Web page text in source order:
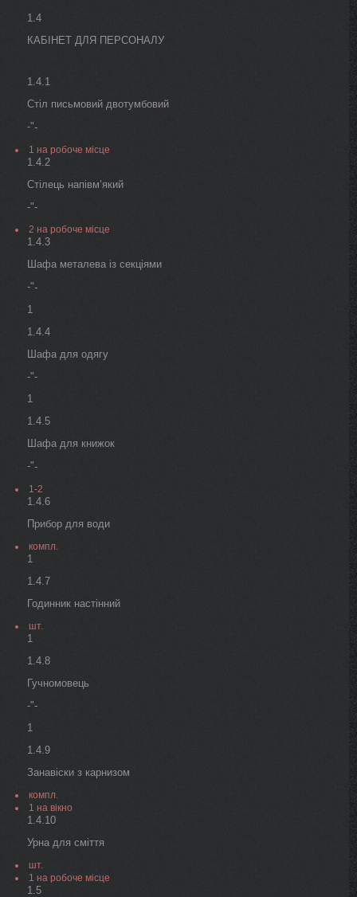
1.4
КАБІНЕТ ДЛЯ ПЕРСОНАЛУ
1.4.1
Стіл письмовий двотумбовий
-"-
1 на робоче місце
1.4.2
Стілець напівм’який
-"-
2 на робоче місце
1.4.3
Шафа металева із секціями
-"-
1
1.4.4
Шафа для одягу
-"-
1
1.4.5
Шафа для книжок
-"-
1-2
1.4.6
Прибор для води
компл.
1
1.4.7
Годинник настінний
шт.
1
1.4.8
Гучномовець
-"-
1
1.4.9
Занавіски з карнизом
компл.
1 на вікно
1.4.10
Урна для сміття
шт.
1 на робоче місце
1.5